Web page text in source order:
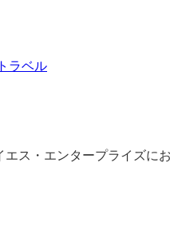
ラベル
ス・エンタープライズに